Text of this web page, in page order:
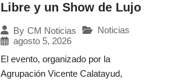
Libre y un Show de Lujo
By CM Noticias
Noticias
agosto 5, 2026
El evento, organizado por la
Agrupación Vicente Calatayud,